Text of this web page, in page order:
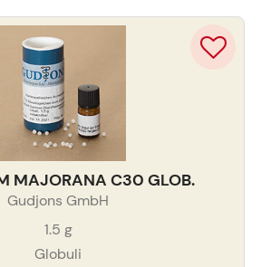
MAJORANA C30 GLOB.
Gudjons GmbH
1.5 g
Globuli